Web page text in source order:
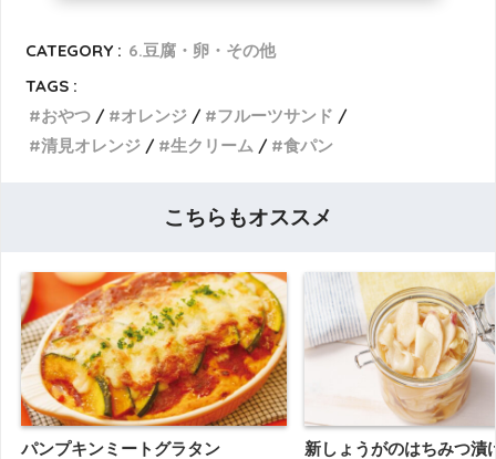
CATEGORY : 6.豆腐・卵・その他
TAGS :
おやつ
オレンジ
フルーツサンド
清見オレンジ
生クリーム 食パン
こちらもオススメ
パンプキンミートグラタン 新しょうがのはちみつ漬